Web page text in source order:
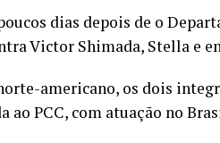
dias depois de o
Victor Shimada, Stella e
americano, os dois
ao PCC, com atuação no